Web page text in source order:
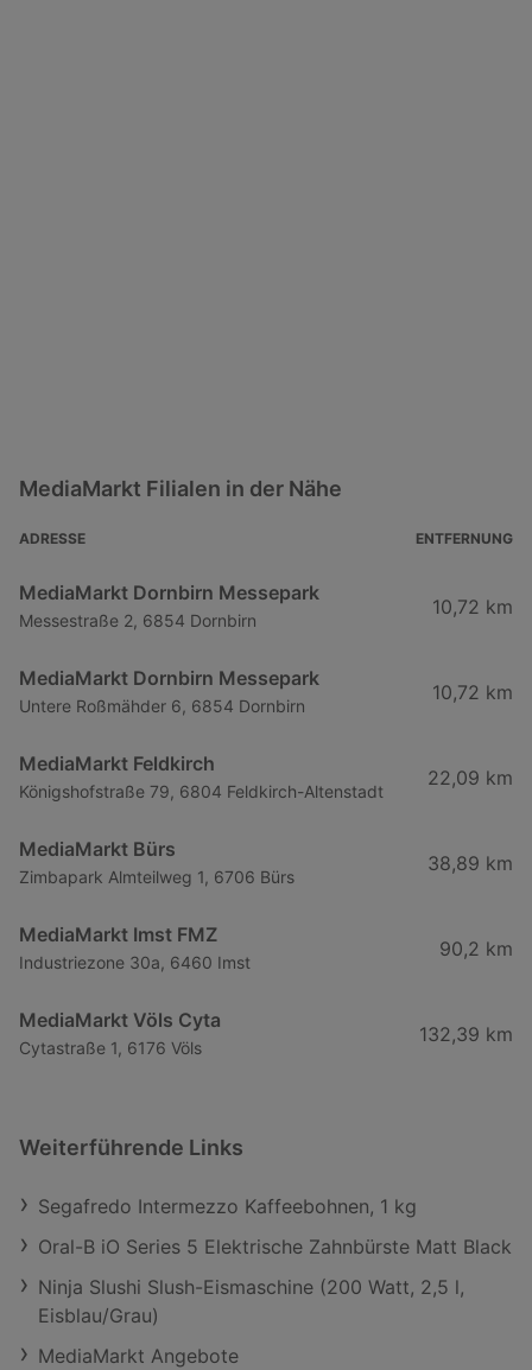
MediaMarkt Filialen in der Nähe
ADRESSE ENTFERNUNG
MediaMarkt Dornbirn Messepark
Messestraße 2, 6854 Dornbirn
10,72 km
MediaMarkt Dornbirn Messepark
Untere Roßmähder 6, 6854 Dornbirn
10,72 km
MediaMarkt Feldkirch
Königshofstraße 79, 6804 Feldkirch-Altenstadt
22,09 km
MediaMarkt Bürs
Zimbapark Almteilweg 1, 6706 Bürs
38,89 km
MediaMarkt Imst FMZ
Industriezone 30a, 6460 Imst
90,2 km
MediaMarkt Völs Cyta
Cytastraße 1, 6176 Völs
132,39 km
Weiterführende Links
Segafredo Intermezzo Kaffeebohnen, 1 kg
Oral-B iO Series 5 Elektrische Zahnbürste Matt Black
Ninja Slushi Slush-Eismaschine (200 Watt, 2,5 l,
Eisblau/Grau)
MediaMarkt Angebote